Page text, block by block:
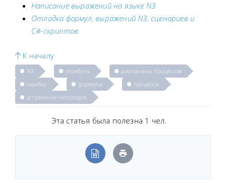
Написание выражений на языке N3
Отладка формул, выражений N3, сценариев и
C#-скриптов
К началу
N3 атрибуты
диаграммы процессов
ошибки
формулы
процессы
устранение неполадок
Эта статья была полезна 1 чел.